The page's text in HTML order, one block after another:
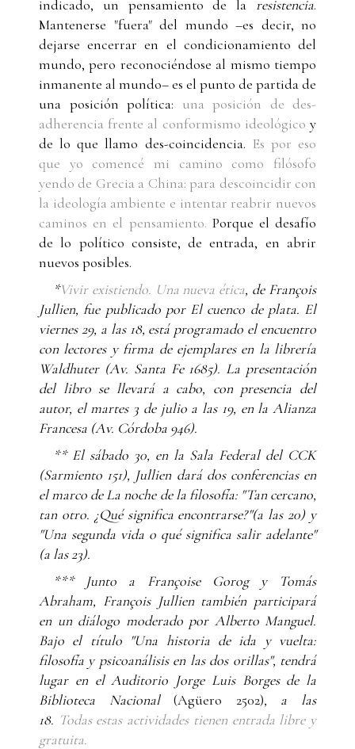
indicado, un pensamiento de la resistencia.
Mantenerse "fuera" del mundo –es decir, no
dejarse encerrar en el condicionamiento del
mundo, pero reconociéndose al mismo tiempo
inmanente al mundo– es el punto de partida de
una posición política: una posición de des-
adherencia frente al conformismo ideológico y
de lo que llamo des-coincidencia. Es por eso
que yo comencé mi camino como filósofo
yendo de Grecia a China: para descoincidir con
la ideología ambiente e intentar reabrir nuevos
caminos en el pensamiento. Porque el desafío
de lo político consiste, de entrada, en abrir
nuevos posibles.
*Vivir existiendo. Una nueva ética, de François
Jullien, fue publicado por El cuenco de plata. El
viernes 29, a las 18, está programado el encuentro
con lectores y firma de ejemplares en la librería
Waldhuter (Av. Santa Fe 1685). La presentación
del libro se llevará a cabo, con presencia del
autor, el martes 3 de julio a las 19, en la Alianza
Francesa (Av. Córdoba 946).
** El sábado 30, en la Sala Federal del CCK
(Sarmiento 151), Jullien dará dos conferencias en
el marco de La noche de la filosofía: "Tan cercano,
tan otro. ¿Qué significa encontrarse?"(a las 20) y
"Una segunda vida o qué significa salir adelante"
(a las 23).
*** Junto a Françoise Gorog y Tomás
Abraham, François Jullien también participará
en un diálogo moderado por Alberto Manguel.
Bajo el título "Una historia de ida y vuelta:
filosofía y psicoanálisis en las dos orillas", tendrá
lugar en el Auditorio Jorge Luis Borges de la
Biblioteca Nacional(Agüero 2502), a las
18. Todas estas actividades tienen entrada libre y
gratuita.